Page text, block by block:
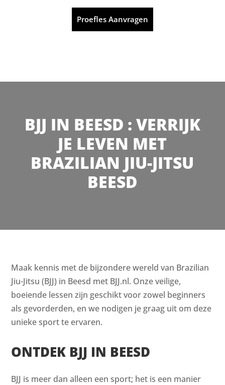
Proefles Aanvragen
BJJ IN BEESD : VERRIJK
JE LEVEN MET
BRAZILIAN JIU-JITSU
BEESD
Maak kennis met de bijzondere wereld van Brazilian
Jiu-Jitsu (BJJ) in Beesd met BJJ.nl. Onze veilige,
boeiende lessen zijn geschikt voor zowel beginners
als gevorderden, en we nodigen je graag uit om deze
unieke sport te ervaren.
ONTDEK BJJ IN BEESD
BJJ is meer dan alleen een sport; het is een manier